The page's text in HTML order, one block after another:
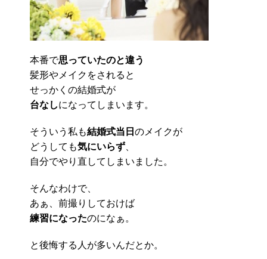
本番で思っていたのと違う
髪形やメイクをされると
せっかくの結婚式が
台なしになってしまいます。
そういう私も結婚式当日 のメイクが
どうしても気にいらず
自分でやり直してしまいました。
そんなわけで、
あぁ、前撮りしておけば
練習になったのになぁ。
と後悔する人が多いんだとか。